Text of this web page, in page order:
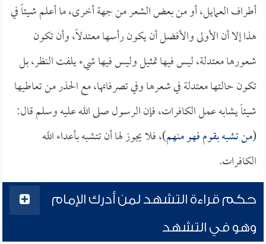
أطراف العمايل، أو من بعض الشعر من جهة أخرى، ما أعلم شيئاً في
هذا إلا أن الأولى والأفضل أن يكون رأسها معتدلاً، وأن تكون
شعورها معتدلة، ليس فيها تمثيل وليس فيها شيء يلفت النظر، بل
تكون حالتها معتدلة في شعرها وفي تصرفاتها، مع الحذر من تعاطيها
شيئاً يشابه عمل الكافرات، فإن الرسول صلى الله عليه وسلم قال:
(من تشبه بقوم فهو منهم)، فلا يجوز لها أن تتشبه بأعداء الله
الكافرات.
حكم قراءة التشهد لمن أدرك الإمام
وهو في التشهد